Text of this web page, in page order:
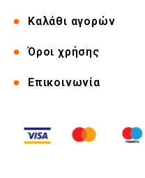
Καλάθι αγορών
Όροι χρήσης
Επικοινωνία